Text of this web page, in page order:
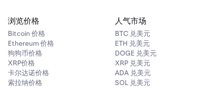
浏览价格
Bitcoin 价格
Ethereum 价格
狗狗币价格
XRP价格
卡尔达诺价格
索拉纳价格
人气市场
BTC 兑美元
ETH 兑美元
DOGE 兑美元
XRP 兑美元
ADA 兑美元
SOL 兑美元